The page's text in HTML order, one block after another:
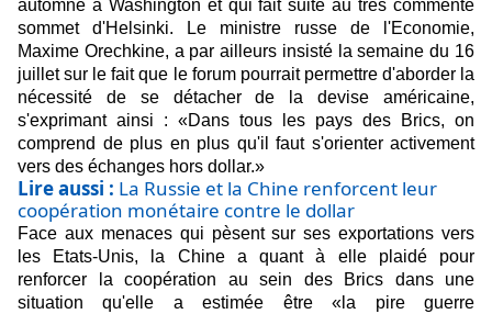
automne à Washington et qui fait suite autrès commenté
sommet d'Helsinki. Le ministre russe de l'Economie,
Maxime Orechkine, a par ailleurs insisté la semaine du 16
juillet sur le fait que le forum pourrait permettre d'aborder la
nécessité de se détacher de la devise américaine,
s'exprimant ainsi : «Dans tous les pays des Brics, on
comprend de plus en plus qu'il faut s'orienter activement
vers des échanges hors dollar.»
Lire aussi : La Russie et la Chine renforcent leur
coopération monétaire contre le dollar
Face aux menaces qui pèsent sur ses exportations vers
les Etats-Unis, la Chine a quant à elle plaidé pour
renforcer la coopération au sein des Brics dans une
situation qu'elle a estimée être «la pire guerre